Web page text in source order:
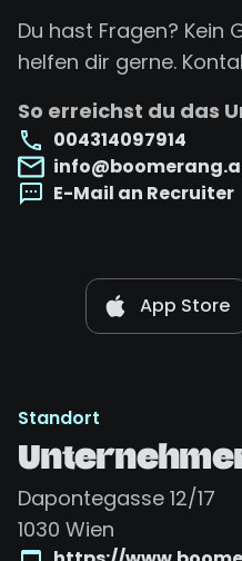
Du hast Fragen? Kein
helfen dir gerne.
So erreichst du das
004314097914
E-Mail an Recruiter
App Store
Standort
Dapontegasse 12/17
1030 Wien